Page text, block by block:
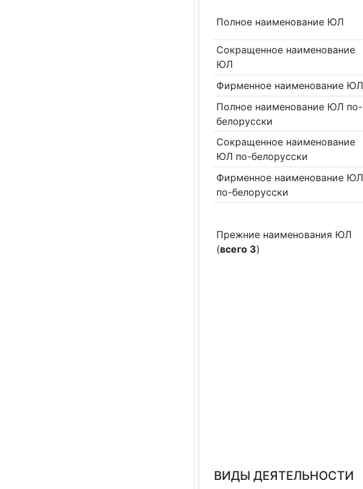
Полное наименование ЮЛ
Сокращенное наименование
ЮЛ
Фирменное наименование ЮЛ
Полное наименование ЮЛ по-
белорусски
Сокращенное наименование
ЮЛ по-белорусски
Фирменное наименование ЮЛ
по-белорусски
Прежние наименования ЮЛ
(всего 3)
ВИДЫ ДЕЯТЕЛЬНОСТИ